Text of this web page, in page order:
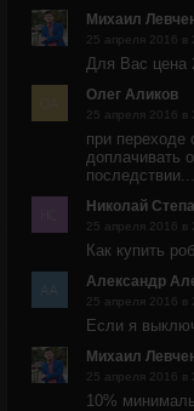
Михаил
25 апреля 2016 в
Для Вас цена
Олег Аликов
25 апреля 2016 в
при переходе
доплачивать
Николай
25 апреля 2016 в
Как купить
Александр
25 апреля 2016 в
Если я
Михаил
25 апреля 2016 в
10%